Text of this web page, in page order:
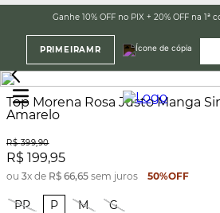
Ganhe 10% OFF no PIX + 20% OFF na
PRIMEIRAMR
Top Morena Rosa Justo Manga
Amarelo
R$ 399,90
R$ 199,95
ou 3x de R$ 66,65 sem juros 50%OFF
PP P M G